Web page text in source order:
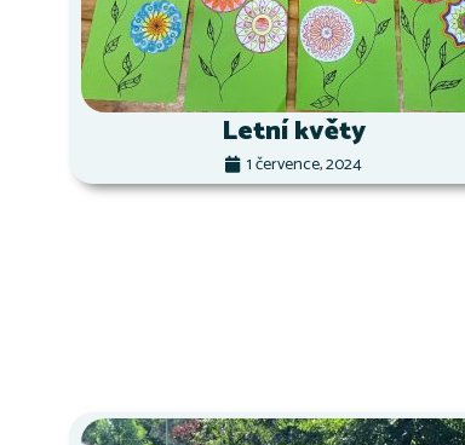
Letní květy
1 července, 2024